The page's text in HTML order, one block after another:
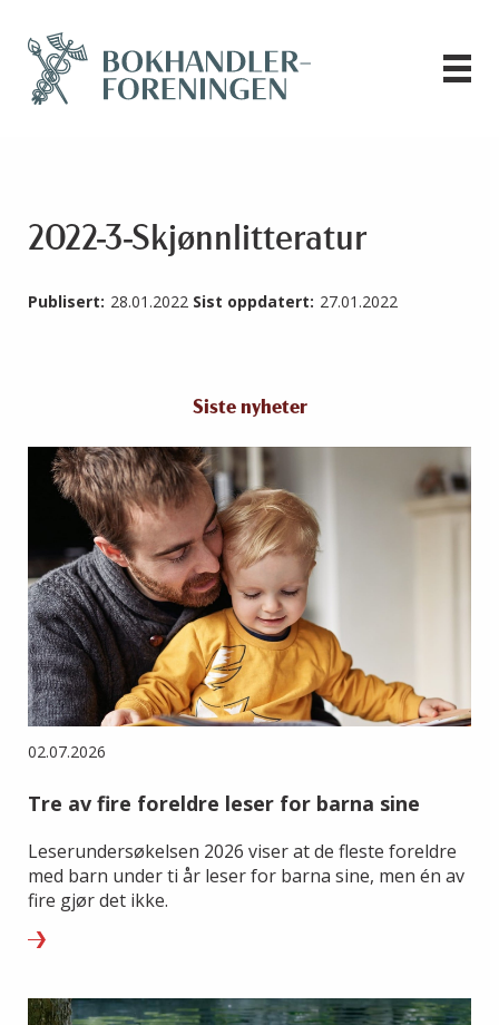
2022-3-Skjønnlitteratur
Publisert: 28.01.2022 Sist oppdatert: 27.01.2022
Siste nyheter
02.07.2026
Tre av fire foreldre leser for barna sine
Leserundersøkelsen 2026 viser at de fleste foreldre
med barn under ti år leser for barna sine, men én av
fire gjør det ikke.